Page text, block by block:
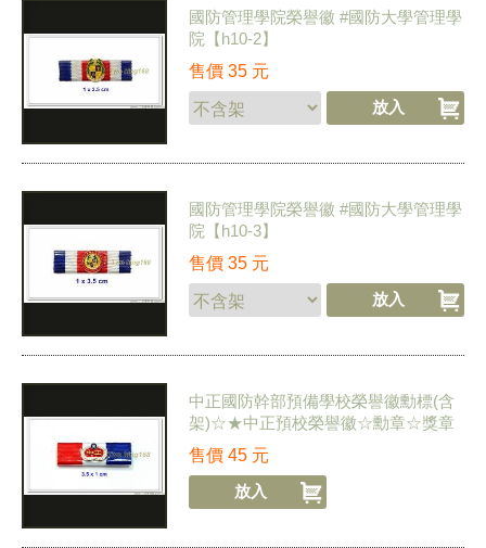
國防管理學院榮譽徽 #國防大學管理學
院【h10-2】
售價35 元
國防管理學院榮譽徽 #國防大學管理學
院【h10-3】
售價35 元
中正國防幹部預備學校榮譽徽勳標(含
架)☆★中正預校榮譽徽☆勳章☆獎章
★勳標 【h9-1】
售價45 元